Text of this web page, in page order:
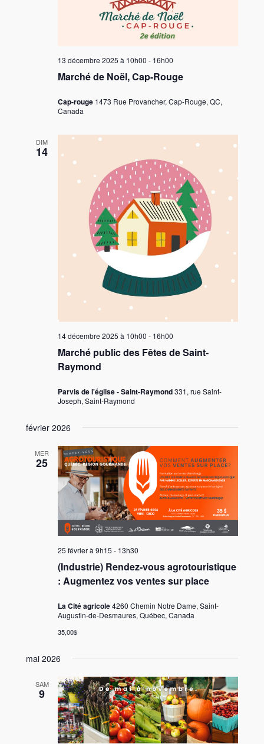
Marché de Noël, Cap-Rouge
13 décembre 2025 à 10h00 - 16h00
Cap-rouge 1473 Rue Provancher, Cap-Rouge, QC,
Canada
DIM
14
Marché public des Fêtes de Saint-
Raymond
14 décembre 2025 à 10h00 - 16h00
Parvis de l'église - Saint-Raymond331, rue Saint-
Joseph, Saint-Raymond
février 2026
MER
25
(Industrie) Rendez-vous agrotouristique
: Augmentez vos ventes sur place
25 février à 9h15 - 13h30
La Cité agricole4260 Chemin Notre Dame, Saint-
Augustin-de-Desmaures, Québec, Canada
35,00$
mai 2026
SAM
9